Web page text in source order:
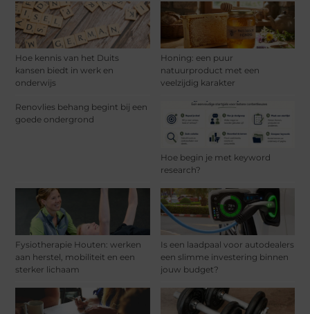
Hoe kennis van het Duits
kansen biedt in werk en
onderwijs
Honing: een puur
natuurproduct met een
veelzijdig karakter
Renovlies behang begint bij een
goede ondergrond
Hoe begin je met keyword
research?
Fysiotherapie Houten: werken
aan herstel, mobiliteit en een
sterker lichaam
Is een laadpaal voor autodealers
een slimme investering binnen
jouw budget?